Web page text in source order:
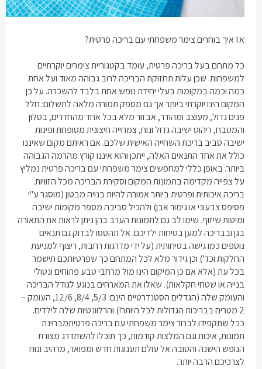
אז איך בוחריםצימר משפחתי עם בריכה פרטית?
כל מתחם בעל בריכה פרטית, עומד בקטגורייתצימרים יוקרתיים
למשפחות. שכן עלות תחזוקת הבריכה לרוב גבוהה מאוד ועל אחת
כמה וכמה במקומות בעלי יחידת נופש אחת בלבד להשכרה. על כן
המקום הינו יוקרתי ביותר אך גם מספק תמורה מלאה לתשלום: חלל
פנים גדול, מעוצב ומהודר, אבזור מלא בכל אחד מהחדרים, בסלון
והמטבח, ריהוט ישיבה גדול ונוח, צמחייה חיצונית מטופחת ופינות
ישיבה סביב בריכת השחייה האישית שלכם. אם ראיתם מקום שאיננו
כולל את אחד התנאים האלה, ייתכן והוא איננו קורץ מהרמה הגבוהה
ביותר. באופן כללי למחפשיםצימר משפחתי עם בריכה פרטיתנמליץ
על צפייה מקדימה בתמונות המקום וסקירת הבריכה מכל הזוויות.
בריכה איכותית ופרטית ביותר אמורה להיות בנויה מבטון (מוסגר ע"י
פסיפס צבעוני או גימור אבן) ולהכיל סביבה מספר מקומות ישיבה
ומיטות שיזוף. שימו לב גם לתמונות הערב בהן ניתן לראות את התאורה
בגן ובבריכה למען בטיחות ילדיכם. אל תהססו לבדוק גם תנאים
נוספים כמו גישה בטיחותית (על ידי מדרגות רחבות, ריצוף למניעת
החלקות וכד') וכן גידור מלא לכל המתחם כך שפרטיותכם תישמר
בכל עת (אלא אם כן המיקום הינו מול מרחבי טבע פתוחים ונטולי
בנייה או שטחי חקלאות). שאלו את המארחים בנוגע לגודל הבריכה
והעומק שלה (הגדלים הסטנדרטיים הינם: 5/3, 8/4, 12/6, העומק –
2 מטרים בבריכות הגדולות לכל היותר!) והרלוונטיות שלה לילדים.
ככל שתקפידו לברורצימר משפחתי עם בריכה פרטיתמבחינת
תמונות, איכות וגם המלצות קודמות, כך תוכלו להשתדרג מצורת
הנופש הישנה והטובה אל עולם תענוגות חדש ומפואר, מרהיב ונוח
לצרכיכם הרבה יותר.